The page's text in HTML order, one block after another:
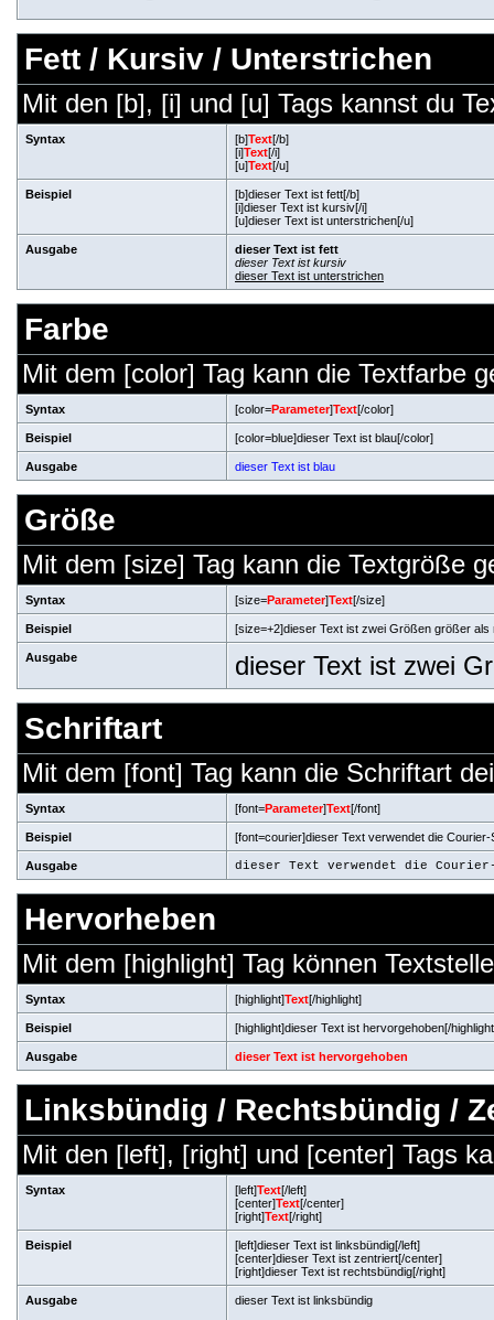
Fett / Kursiv / Unterstrichen
Mit den [b], [i] und [u] Tags kannst du
Syntax [b]Text[/b]
[i]Text[/i]
[u]Text[/u]
Beispiel
[b]dieser Text ist fett[/b]
[i]dieser Text ist kursiv[/i]
[u]dieser Text ist unterstrichen[/u]
Ausgabe
dieser Text ist fett
dieser Text ist kursiv
dieser Text ist unterstrichen
Farbe
Mit dem [color] Tag kann die Textfarbe
Syntax [color=Parameter]Text[/color]
Beispiel [color=blue]dieser Text ist blau[/color]
Ausgabe dieser Text ist blau
Größe
Mit dem [size] Tag kann die Textgröße
Syntax [size=Parameter]Text[/size]
Beispiel [size=+2]dieser Text ist zwei Größen größer als
Ausgabe dieser Text ist zwei
Schriftart
Mit dem [font] Tag kann die Schriftart
Syntax [font=Parameter]Text[/font]
Beispiel [font=courier]dieser Text verwendet die
Ausgabe dieser Text verwendet die
Hervorheben
Mit dem [highlight] Tag können
Syntax [highlight]Text[/highlight]
Beispiel [highlight]dieser Text ist hervorgehoben[/
Ausgabe dieser Text ist hervorgehoben
Linksbündig / Rechtsbündig /
Mit den [left], [right] und [center] Tags
Syntax [left]Text[/left]
[center]Text[/center]
[right]Text[/right]
Beispiel
[left]dieser Text ist linksbündig[/left]
[center]dieser Text ist zentriert[/center]
[right]dieser Text ist rechtsbündig[/right]
Ausgabe dieser Text ist linksbündig